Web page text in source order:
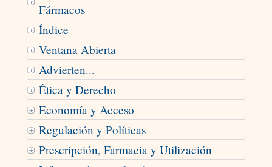
Fármacos
Índice
Ventana Abierta
Advierten...
Ética y Derecho
Economía y Acceso
Regulación y Políticas
Prescripción, Farmacia y Utilización